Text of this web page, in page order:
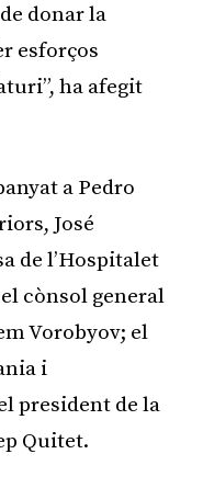
donar la
esforços
ha afegit
a Pedro
José
de l’Hospitalet
cònsol general
Vorobyov; el
i
president de la
Quitet.